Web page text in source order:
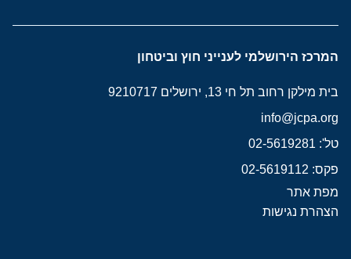
המרכז הירושלמי לענייני חוץ וביטחון
בית מילקן רחוב תל חי 13, ירושלים 9210717
info@jcpa.org
טל': 02-5619281
פקס: 02-5619112
מפת אתר
הצהרת נגישות